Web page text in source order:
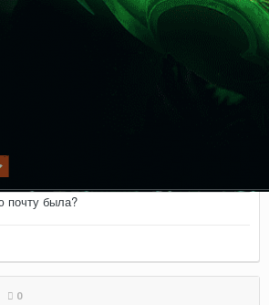
почту была?
0